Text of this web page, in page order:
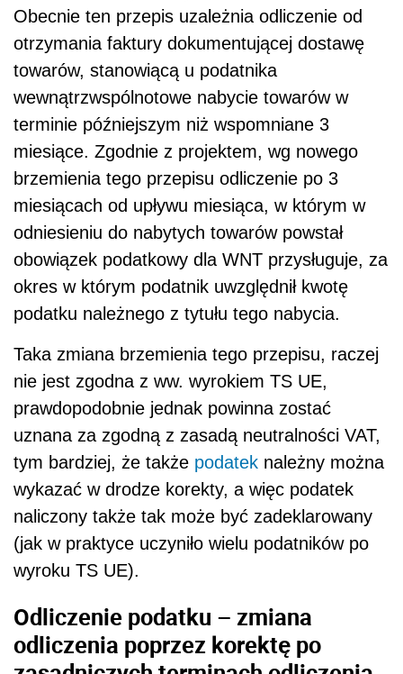
Obecnie ten przepis uzależnia odliczenie od
otrzymania faktury dokumentującej dostawę
towarów, stanowiącą u podatnika
wewnątrzwspólnotowe nabycie towarów w
terminie późniejszym niż wspomniane 3
miesiące. Zgodnie z projektem, wg nowego
brzemienia tego przepisu odliczenie po 3
miesiącach od upływu miesiąca, w którym w
odniesieniu do nabytych towarów powstał
obowiązek podatkowy dla WNT przysługuje, za
okres w którym podatnik uwzględnił kwotę
podatku należnego z tytułu tego nabycia.
Taka zmiana brzemienia tego przepisu, raczej
nie jest zgodna z ww. wyrokiem TS UE,
prawdopodobnie jednak powinna zostać
uznana za zgodną z zasadą neutralności VAT,
tym bardziej, że także podatek należny można
wykazać w drodze korekty, a więc podatek
naliczony także tak może być zadeklarowany
(jak w praktyce uczyniło wielu podatników po
wyroku TS UE).
Odliczenie podatku – zmiana
odliczenia poprzez korektę po